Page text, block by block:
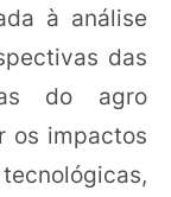
à análise
das
do agro
os impactos